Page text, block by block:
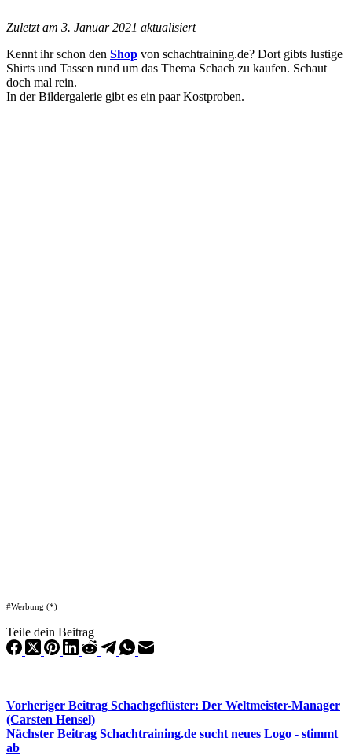
Zuletzt am 3. Januar 2021 aktualisiert
Kennt ihr schon den Shop von schachtraining.de? Dort gibts lustige
Shirts und Tassen rund um das Thema Schach zu kaufen. Schaut
doch mal rein.
In der Bildergalerie gibt es ein paar Kostproben.
#Werbung (*)
Teile dein Beitrag
Vorheriger Beitrag Schachgeflüster: Der Weltmeister-Manager
(Carsten Hensel)
Nächster Beitrag Schachtraining.de sucht neues Logo - stimmt
ab